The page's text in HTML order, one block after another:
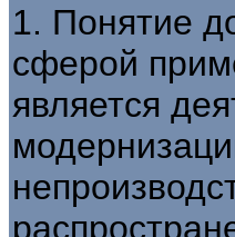
1. Понятие
сферой
является